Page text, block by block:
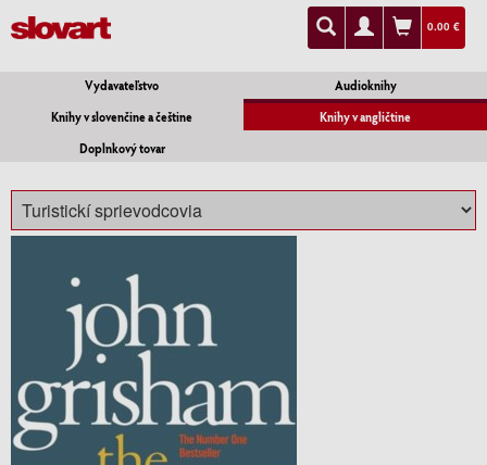
0.00 €
Vydavateľstvo
Audioknihy
Knihy v slovenčine a češtine
Knihy v angličtine
Doplnkový tovar